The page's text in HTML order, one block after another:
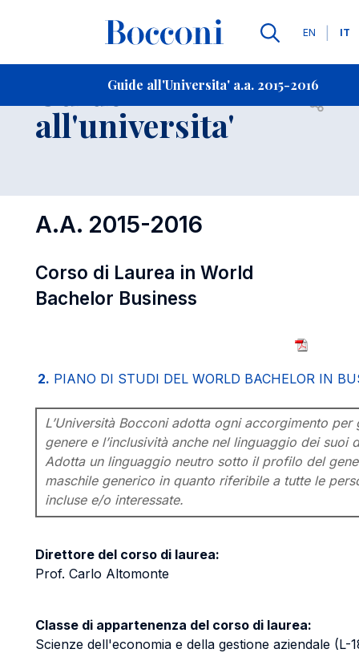
Lingue
EN IT
Guide all'Universita' a.a. 2015-2016
Contatti
Guide
all'universita' Open
A.A. 2015-2016
Corso di Laurea in World
Bachelor Business
2. PIANO DI STUDI DEL WORLD BACHELOR IN
L’Università Bocconi adotta ogni accorgimento
genere e l’inclusività anche nel linguaggio dei suoi
Adotta un linguaggio neutro sotto il profilo del
maschile generico in quanto riferibile a tutte le
incluse e/o interessate.
Direttore del corso di laurea:
Prof. Carlo Altomonte
Classe di appartenenza del corso di laurea:
Scienze dell'economia e della gestione aziendale (L-